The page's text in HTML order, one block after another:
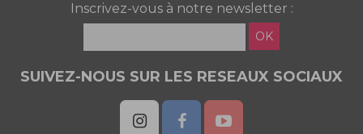
Inscrivez-vous à notre newsletter :
OK
SUIVEZ-NOUS SUR LES RESEAUX SOCIAUX